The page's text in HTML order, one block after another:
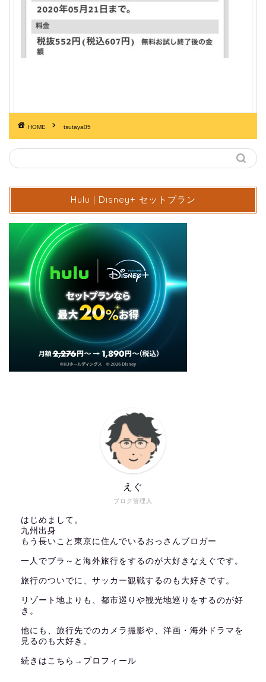
HOME tsutaya05
Hulu | Disney+ セットプラン
ブログ管理人
えぐ
はじめまして。
九州出身
もう長いこと東京に住んでいるおっさんブロガー
一人でブラ～と海外旅行をするのが大好きなえぐです。
旅行のついでに、サッカー観戦するのも大好きです。
リゾート地よりも、都市巡りや観光地巡りをするのが好
き。
他にも、旅行先でのカメラ撮影や、洋画・海外ドラマを
見るのも大好き。
続きはこちら→ プロフィール